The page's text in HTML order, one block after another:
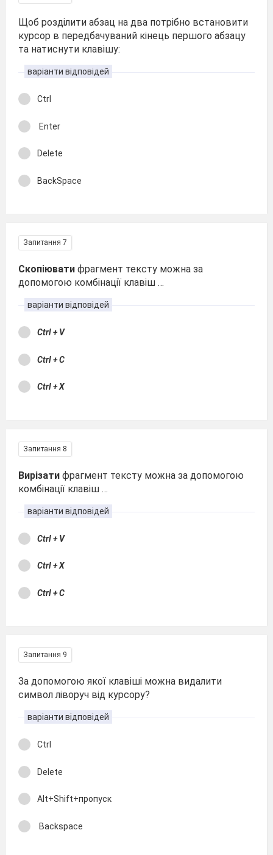
Щоб розділити абзац на два потрібно встановити
курсор в передбачуваний кінець першого абзацу
та натиснути клавішу:
варіанти відповідей
Ctrl
Enter
Deletе
BackSpace
Запитання 7
Скопіювати фрагмент тексту можна за
допомогою комбінації клавіш …
варіанти відповідей
Ctrl + V
Ctrl + C
Ctrl + X
Запитання 8
Вирізати фрагмент тексту можна за допомогою
комбінації клавіш …
варіанти відповідей
Ctrl + V
Ctrl + X
Ctrl + C
Запитання 9
За допомогою якої клавіші можна видалити
символ ліворуч від курсору?
варіанти відповідей
Ctrl
Delete
Alt+Shift+пропуск
Backspace